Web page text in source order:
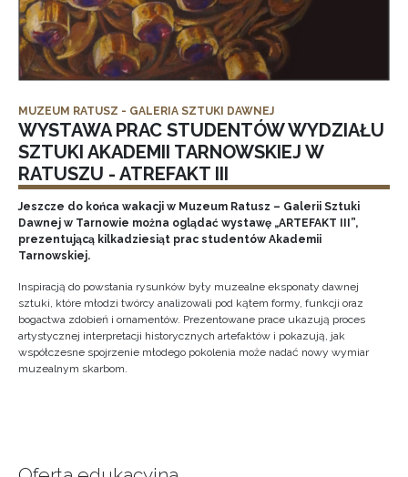
MUZEUM RATUSZ - GALERIA SZTUKI DAWNEJ
WYSTAWA PRAC STUDENTÓW WYDZIAŁU
SZTUKI AKADEMII TARNOWSKIEJ W
RATUSZU - ATREFAKT III
Jeszcze do końca wakacji w Muzeum Ratusz – Galerii Sztuki
Dawnej w Tarnowie można oglądać wystawę „ARTEFAKT III”,
prezentującą kilkadziesiąt prac studentów Akademii
Tarnowskiej.
Inspiracją do powstania rysunków były muzealne eksponaty dawnej
sztuki, które młodzi twórcy analizowali pod kątem formy, funkcji oraz
bogactwa zdobień i ornamentów. Prezentowane prace ukazują proces
artystycznej interpretacji historycznych artefaktów i pokazują, jak
współczesne spojrzenie młodego pokolenia może nadać nowy wymiar
muzealnym skarbom.